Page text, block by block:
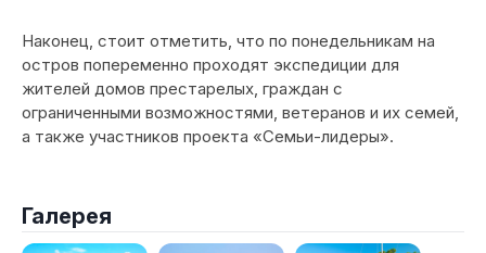
Наконец, стоит отметить, что по понедельникам на
остров попеременно проходят экспедиции для
жителей домов престарелых, граждан с
ограниченными возможностями, ветеранов и их семей,
а также участников проекта «Семьи-лидеры».
Галерея